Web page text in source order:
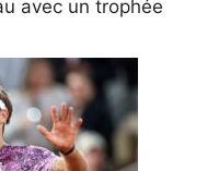
avec un trophée